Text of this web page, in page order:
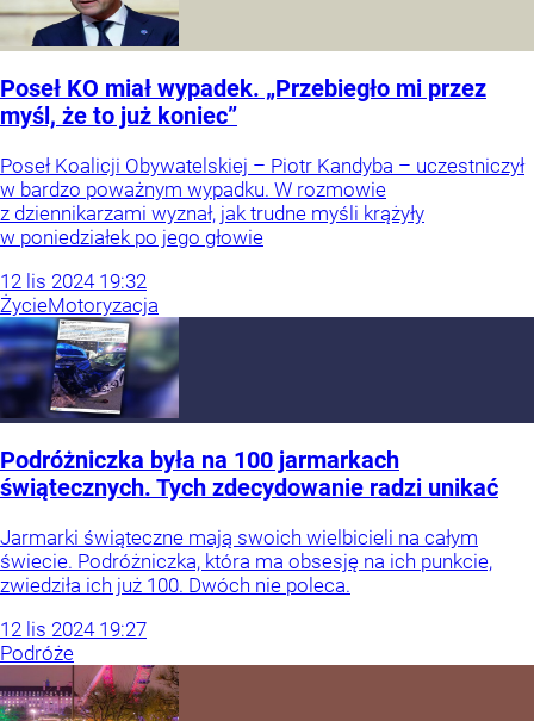
Poseł KO miał wypadek. „Przebiegło mi przez
myśl, że to już koniec”
Poseł Koalicji Obywatelskiej – Piotr Kandyba – uczestniczył
w bardzo poważnym wypadku. W rozmowie
z dziennikarzami wyznał, jak trudne myśli krążyły
w poniedziałek po jego głowie
12 lis 2024 19:32
ŻycieMotoryzacja
Podróżniczka była na 100 jarmarkach
świątecznych. Tych zdecydowanie radzi unikać
Jarmarki świąteczne mają swoich wielbicieli na całym
świecie. Podróżniczka, która ma obsesję na ich punkcie,
zwiedziła ich już 100. Dwóch nie poleca.
12 lis 2024 19:27
Podróże